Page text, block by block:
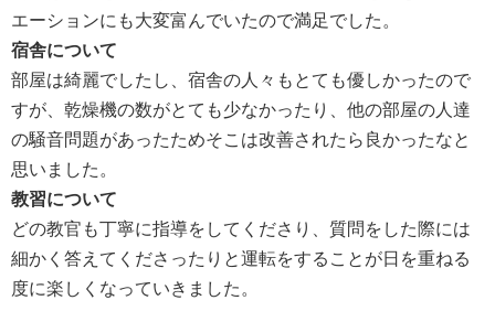
エーションにも大変富んでいたので満足でした。
宿舎について
部屋は綺麗でしたし、宿舎の人々もとても優しかったので
すが、乾燥機の数がとても少なかったり、他の部屋の人達
の騒音問題があったためそこは改善されたら良かったなと
思いました。
教習について
どの教官も丁寧に指導をしてくださり、質問をした際には
細かく答えてくださったりと運転をすることが日を重ねる
度に楽しくなっていきました。